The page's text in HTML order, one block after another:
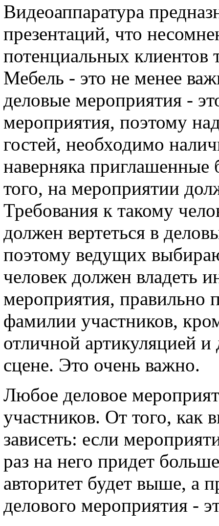
Видеоаппаратура
презентаций, что
потенциальных клиентов
Мебель - это не менее
деловые мероприятия -
мероприятия, поэтому
гостей, необходимо
наверняка приглашенные
того, на мероприятии
Требования к такому
должен вертеться в
поэтому ведущих
человек должен владеть
мероприятия, правильно
фамилии участников,
отличной артикуляцией
сцене. Это очень важно.
Любое деловое
участников. От того, как
зависеть: если
раз на него придет
авторитет будет выше, а
делового мероприятия -